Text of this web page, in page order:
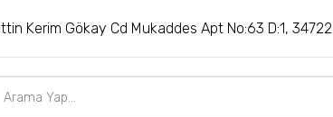
Kerim Gökay Cd Mukaddes Apt No:63 D:1, 34722